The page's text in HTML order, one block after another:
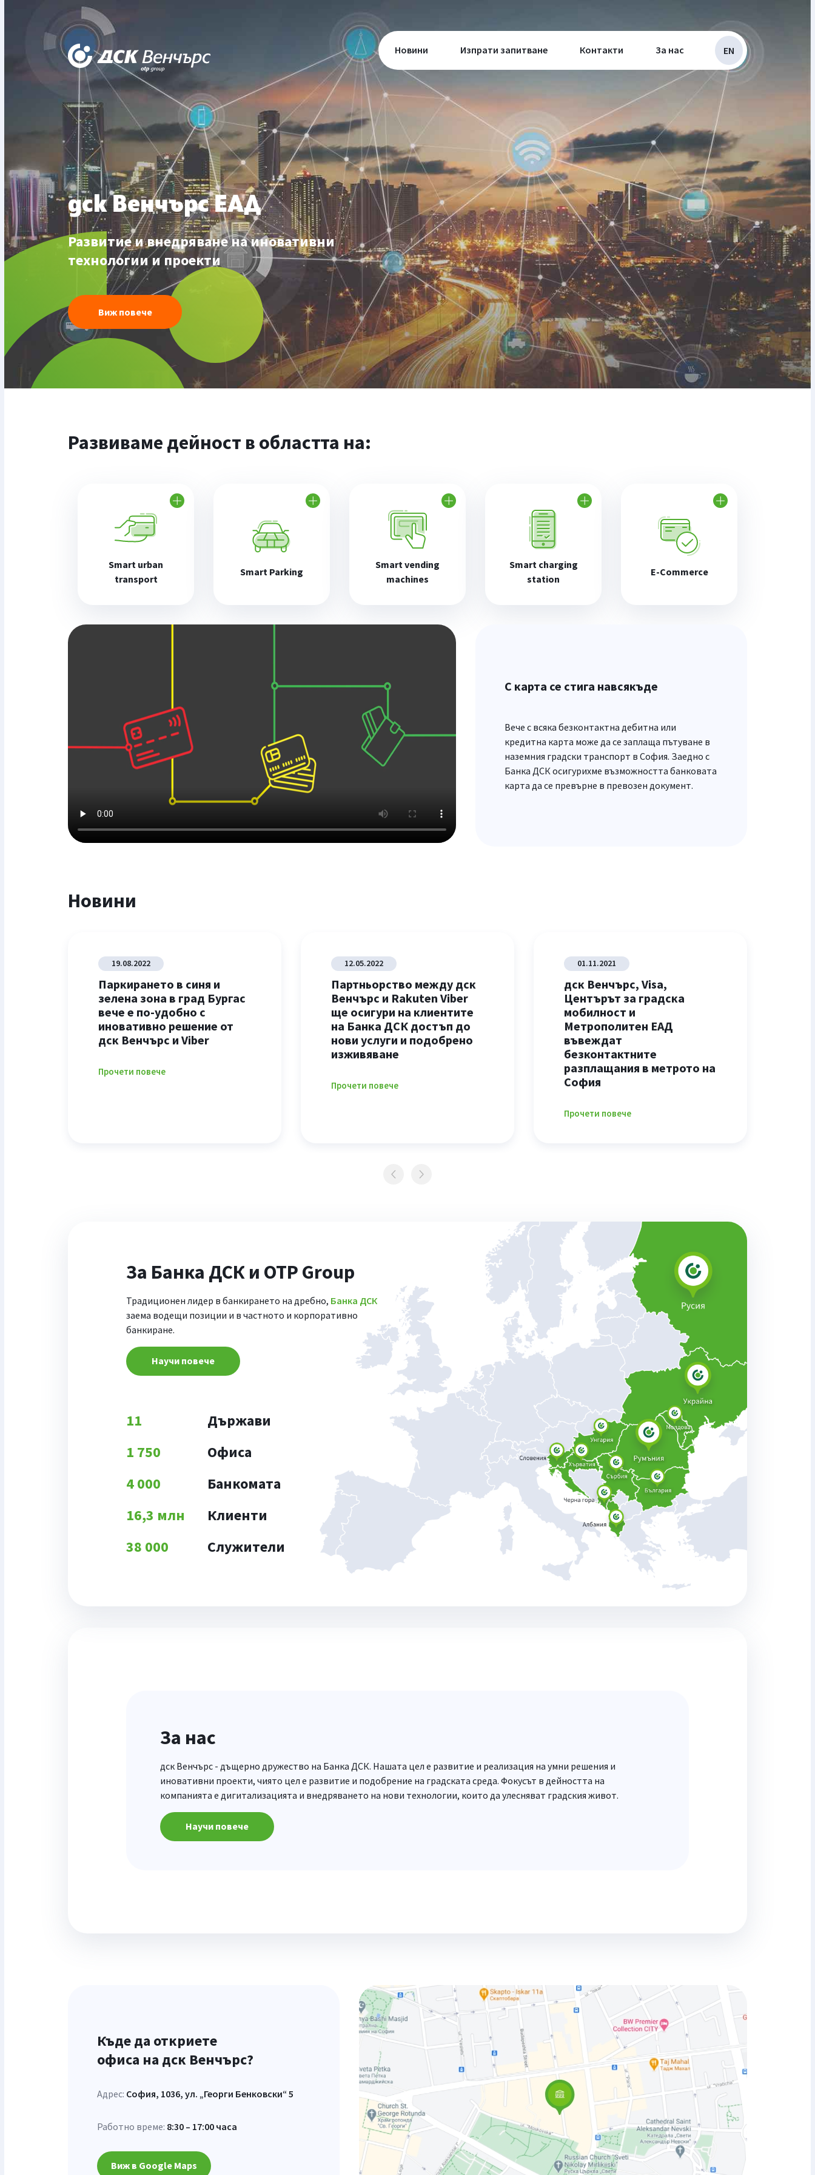
Новини Изпрати запитване Контакти За нас EN
дск Венчърс ЕАД
Развитие и внедряване на иновативни
технологии и проекти
Виж повече
Развиваме дейност в областта на:
Smart urban
transport
Smart Parking
Smart vending
machines
Smart charging
station
E-Commerce
С карта се стига навсякъде
Вече с всяка безконтактна дебитна или
кредитна карта може да се заплаща пътуване в
наземния градски транспорт в София. Заедно с
Банка ДСК осигурихме възможността банковата
карта да се превърне в превозен документ.
Новини
19.08.2022
Паркирането в синя и
зелена зона в град Бургас
вече е по-удобно с
иновативно решение от
дск Венчърс и Viber
Прочети повече
12.05.2022
Партньорство между дск
Венчърс и Rakuten Viber
ще осигури на клиентите
на Банка ДСК достъп до
нови услуги и подобрено
изживяване
Прочети повече
01.11.2021
дск Венчърс, Visa,
Центърът за градска
мобилност и
Метрополитен ЕАД
въвеждат
безконтактните
разплащания в метрото на
София
Прочети повече
За Банка ДСК и OTP Group
Традиционен лидер в банкирането на дребно, Банка ДСК
заема водещи позиции и в частното и корпоративно
банкиране.
Научи повече
11
1 750
4 000
16,3 млн
38 000
Държави
Офиса
Банкомата
Клиенти
Служители
За нас
дск Венчърс - дъщерно дружество на Банка ДСК. Нашата цел е развитие и реализация на умни решения и
иновативни проекти, чиято цел е развитие и подобрение на градската среда. Фокусът в дейността на
компанията е дигитализацията и внедряването на нови технологии, които да улесняват градския живот.
Научи повече
Къде да откриете
офиса на дск Венчърс?
Адрес: София, 1036, ул. „Георги Бенковски“ 5
Работно време: 8:30 – 17:00 часа
Виж в Google Maps